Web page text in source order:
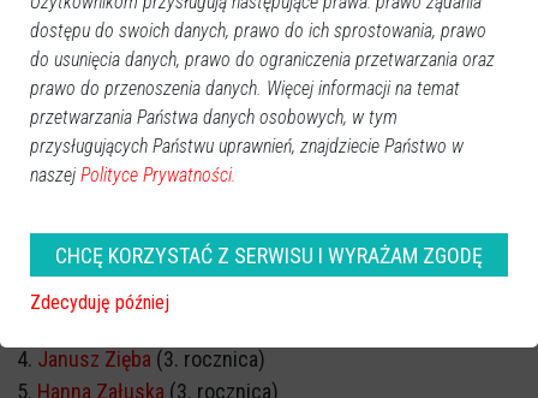
Barbara Śniadach(1. rocznica)
Jerzy Długołęcki
Janusz Zięba (3. rocznica)
Hanna Załuska (3. rocznica)
dostępu do swoich danych, prawo do ich sprostowania, prawo
do usunięcia danych, prawo do ograniczenia przetwarzania oraz
prawo do przenoszenia danych. Więcej informacji na temat
przetwarzania Państwa danych osobowych, w tym
przysługujących Państwu uprawnień, znajdziecie Państwo w
naszej Polityce Prywatności.
CHCĘ KORZYSTAĆ Z SERWISU I WYRAŻAM ZGODĘ
Zdecyduję później